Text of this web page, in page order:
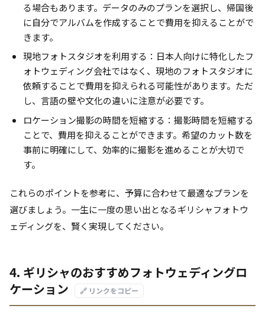
る場合もあります。データのみのプランを選択し、帰国後
に自分でアルバムを作成することで費用を抑えることがで
きます。
現地フォトスタジオを利用する：日本人向けに特化したフ
ォトウェディング会社ではなく、現地のフォトスタジオに
依頼することで費用を抑えられる可能性があります。ただ
し、言語の壁や文化の違いに注意が必要です。
ロケーション撮影の時間を短縮する：撮影時間を短縮する
ことで、費用を抑えることができます。希望のカット数を
事前に明確にして、効率的に撮影を進めることが大切で
す。
これらのポイントを参考に、予算に合わせて最適なプランを
選びましょう。一生に一度の思い出となるギリシャフォトウ
ェディングを、賢く実現してください。
4. ギリシャのおすすめフォトウェディングロ
ケーション
🔗 リンクをコピー